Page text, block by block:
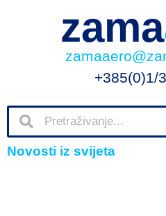
zama
+385(0)1/
Novosti iz svijeta